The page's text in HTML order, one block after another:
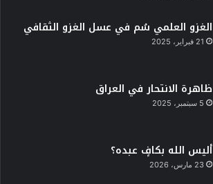
الغزو العلمي سُم في عسل الغزو الثقافي
21 فبراير، 2025
ظاهرة الانتحار في العراق
5 سبتمبر، 2025
أليس الله بكافٍ عبده؟
23 مارس، 2026